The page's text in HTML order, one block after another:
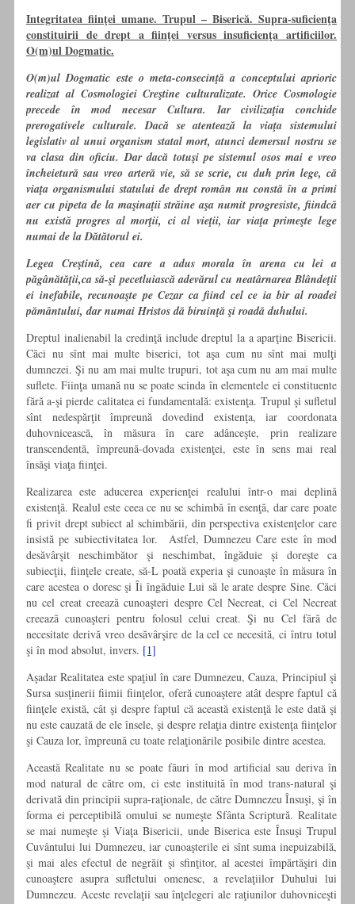
Integritatea fiinţei umane. Trupul – Biserică. Supra-suficienţa
constituirii de drept a fiinţei versus insuficienţa artificiilor.
O(m)ul Dogmatic.
O(m)ul Dogmatic este o meta-consecinţă a conceptului aprioric
realizat al Cosmologiei Creştine culturalizate. Orice Cosmologie
precede în mod necesar Cultura. Iar civilizaţia conchide
prerogativele culturale. Dacă se atentează la viaţa sistemului
legislativ al unui organism statal mort, atunci demersul nostru se
va clasa din oficiu. Dar dacă totuşi pe sistemul osos mai e vreo
încheietură sau vreo arteră vie, să se scrie, cu duh prin lege, că
viaţa organismului statului de drept român nu constă în a primi
aer cu pipeta de la maşinaţii străine aşa numit progresiste, fiindcă
nu există progres al morţii, ci al vieţii, iar viaţa primeşte lege
numai de la Dătătorul ei.
Legea Creştină, cea care a adus morala în arena cu lei a
păgânătăţii,ca să-şi pecetluiască adevărul cu neatârnarea Blândeţii
ei inefabile, recunoaşte pe Cezar ca fiind cel ce ia bir al roadei
pământului, dar numai Hristos dă biruinţă şi roadă duhului.
Dreptul inalienabil la credinţă include dreptul la a aparţine Bisericii.
Căci nu sînt mai multe biserici, tot aşa cum nu sînt mai mulţi
dumnezei. Şi nu am mai multe trupuri, tot aşa cum nu am mai multe
suflete. Fiinţa umană nu se poate scinda în elementele ei constituente
fără a-şi pierde calitatea ei fundamentală: existenţa. Trupul şi sufletul
sînt nedespărţit împreună dovedind existenţa, iar coordonata
duhovnicească, în măsura în care adânceşte, prin realizare
transcendentă, împreună-dovada existenţei, este în sens mai real
însăşi viaţa fiinţei.
Realizarea este aducerea experienţei realului într-o mai deplină
existenţă. Realul este ceea ce nu se schimbă în esenţă, dar care poate
fi privit drept subiect al schimbării, din perspectiva existenţelor care
insistă pe subiectivitatea lor. Astfel, Dumnezeu Care este în mod
desăvârşit neschimbător şi neschimbat, îngăduie şi doreşte ca
subiecţii, fiinţele create, să-L poată experia şi cunoaşte în măsura în
care acestea o doresc şi Îi îngăduie Lui să le arate despre Sine. Căci
nu cel creat creează cunoaşteri despre Cel Necreat, ci Cel Necreat
creează cunoaşteri pentru folosul celui creat. Şi nu Cel fără de
necesitate derivă vreo desăvârşire de la cel ce necesită, ci întru totul
şi în mod absolut, invers. [1]
Aşadar Realitatea este spaţiul în care Dumnezeu, Cauza, Principiul şi
Sursa susţinerii fiimii fiinţelor, oferă cunoaştere atât despre faptul că
fiinţele există, cât şi despre faptul că această existenţă le este dată şi
nu este cauzată de ele însele, şi despre relaţia dintre existenţa fiinţelor
şi Cauza lor, împreună cu toate relaţionările posibile dintre acestea.
Această Realitate nu se poate făuri în mod artificial sau deriva în
mod natural de către om, ci este instituită în mod trans-natural şi
derivată din principii supra-raţionale, de către Dumnezeu Însuşi, şi în
forma ei perceptibilă omului se numeşte Sfânta Scriptură. Realitate
se mai numeşte şi Viaţa Bisericii, unde Biserica este Însuşi Trupul
Cuvântului lui Dumnezeu, iar cunoaşterile ei sînt suma inepuizabilă,
şi mai ales efectul de negrăit şi sfinţitor, al acestei împărtăşiri din
cunoaştere asupra sufletului omenesc, a revelaţiilor Duhului lui
Dumnezeu. Aceste revelaţii sau înţelegeri ale raţiunilor duhovniceşti